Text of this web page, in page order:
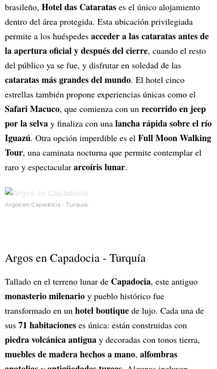
brasileño, Hotel das Cataratas es el único alojamiento
dentro del área protegida. Esta ubicación privilegiada
permite a los huéspedes acceder a las cataratas antes de
la apertura oficial y después del cierre, cuando el resto
del público ya se fue, y disfrutar en soledad de las
cataratas más grandes del mundo. El hotel cinco
estrellas también propone experiencias únicas como el
Safari Macuco, que comienza con un recorrido en jeep
por la selva y finaliza con una lancha rápida sobre el río
Iguazú. Otra opción imperdible es el Full Moon Walking
Tour, una caminata nocturna que permite contemplar el
raro y espectacular arcoíris lunar.
Argos en Capadocia - Turquía.
Argos en Capadocia - Turquía
Tallado en el terreno lunar de Capadocia, este antiguo
monasterio milenario y pueblo histórico fue
transformado en un hotel boutique de lujo. Cada una de
sus 71 habitaciones es única: están construidas con
piedra volcánica antigua y decoradas con tonos tierra,
muebles de madera hechos a mano, alfombras